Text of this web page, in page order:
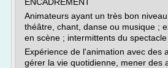
Animateurs ayant un très bon
théâtre, chant, danse ou musique ;
en scène ; intermittents du spectacle
Expérience de l'animation avec des
gérer la vie quotidienne, mener des